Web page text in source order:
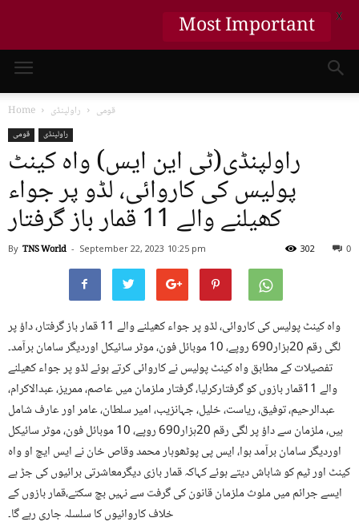
Home قومی راولپنڈی
قومی راولپنڈی
راولپنڈی(ٹی این ایس) واہ کینٹ
پولیس کی کاروائی، لڈو پر جواء
کھیلنے والے 11 قمار باز گرفتار
By TNS World - September 22, 2023 10:25 pm 0
302
واہ کینٹ پولیس کی کاروائی، لڈو پر جواء کھیلنے والے 11 قمار باز گرفتار، داؤ پر
لگی رقم 20ہزار690 روپے، 10 موبائل فون، موٹر سائیکل اوردیگر سامان برآمد۔
تفصیلات کے مطابق واہ کینٹ پولیس نے کاروائی کرتے ہوئے لڈو پر جواء کھیلنے
والے 11قمار بازوں کو گرفتارکرلیا، گرفتار ملزمان میں عاصم، ممریز، عبدالاکرام،
عبدالرحیم، توفیق، ریاست، خلیل، جہانزیب، امیر سلطان، عامر اور عارف شامل
ہیں، ملزمان سے داؤ پر لگی رقم 20ہزار690 روپے، 10 موبائل فون، موٹر سائیکل
اوردیگر سامان برآمد ہوا، ایس پی پوٹھوہار محمد وقاص خان نے ایس ایچ او واہ
کینٹ اور ٹیم کو شاباش دیتے ہوئے کہاکہ قمار بازی دیگرمعاشرتی برائیوں کی جڑ ہے
ایسے جرائم میں ملوث ملزمان قانون کی گرفت سے نہیں بچ سکتے،قمار بازوں کے
خلاف کاروائیوں کا سلسلہ جاری رہے گا۔
Most Important X